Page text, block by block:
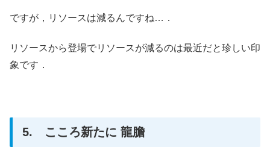
ですが，リソースは減るんですね…．
リソースから登場でリソースが減るのは最近だと珍しい印
象です．
5. こころ新たに 龍膽